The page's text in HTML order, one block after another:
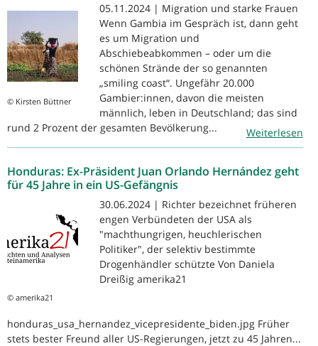
© Kirsten Büttner
05.11.2024 | Migration und starke Frauen
Wenn Gambia im Gespräch ist, dann geht
es um Migration und
Abschiebeabkommen – oder um die
schönen Strände der so genannten
„smiling coast“. Ungefähr 20.000
Gambier:innen, davon die meisten
männlich, leben in Deutschland; das sind
rund 2 Prozent der gesamten Bevölkerung...
Weiterlesen
Honduras: Ex-Präsident Juan Orlando Hernández geht
für 45 Jahre in ein US-Gefängnis
© amerika21
30.06.2024 | Richter bezeichnet früheren
engen Verbündeten der USA als
"machthungrigen, heuchlerischen
Politiker", der selektiv bestimmte
Drogenhändler schützte Von Daniela
Dreißig amerika21
honduras_usa_hernandez_vicepresidente_biden.jpg Früher
stets bester Freund aller US-Regierungen, jetzt zu 45 Jahren...